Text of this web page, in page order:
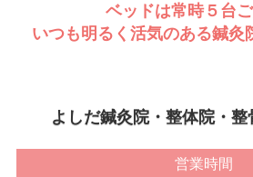
ベッドは常時５台ご
いつも明るく活気のある鍼灸
よしだ鍼灸院・整体院・整
営業時間